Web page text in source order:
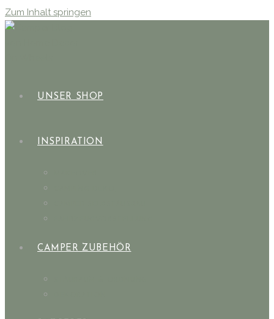
Zum Inhalt springen
UNSER SHOP
INSPIRATION
CAMPER ZUBEHÖR